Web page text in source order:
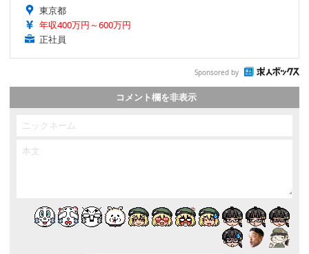
東京都
年収400万円～600万円
正社員
Sponsored by
コメント欄を非表示